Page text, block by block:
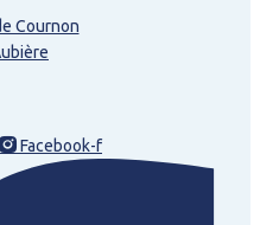
Cournon
Facebook-f